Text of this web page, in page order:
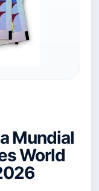
Mundial
World